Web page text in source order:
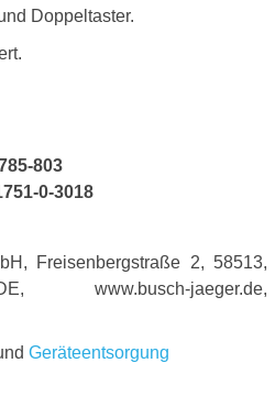
Doppeltaster.
803
0-3018
Freisenbergstraße 2, 58513,
www.busch-jaeger.de,
Geräteentsorgung